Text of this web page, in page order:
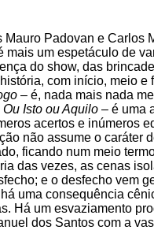
Mauro Padovan e Carlos
mais um espetáculo de
do show, das
com início, meio
– é, nada mais nada
Ou Isto ou Aquilo – é uma
acertos e inúmeros
não assume o caráter
ficando num meio
das vezes, as cenas
e o desfecho vem
uma consequência
Há um esvaziamento
dos Santos com a